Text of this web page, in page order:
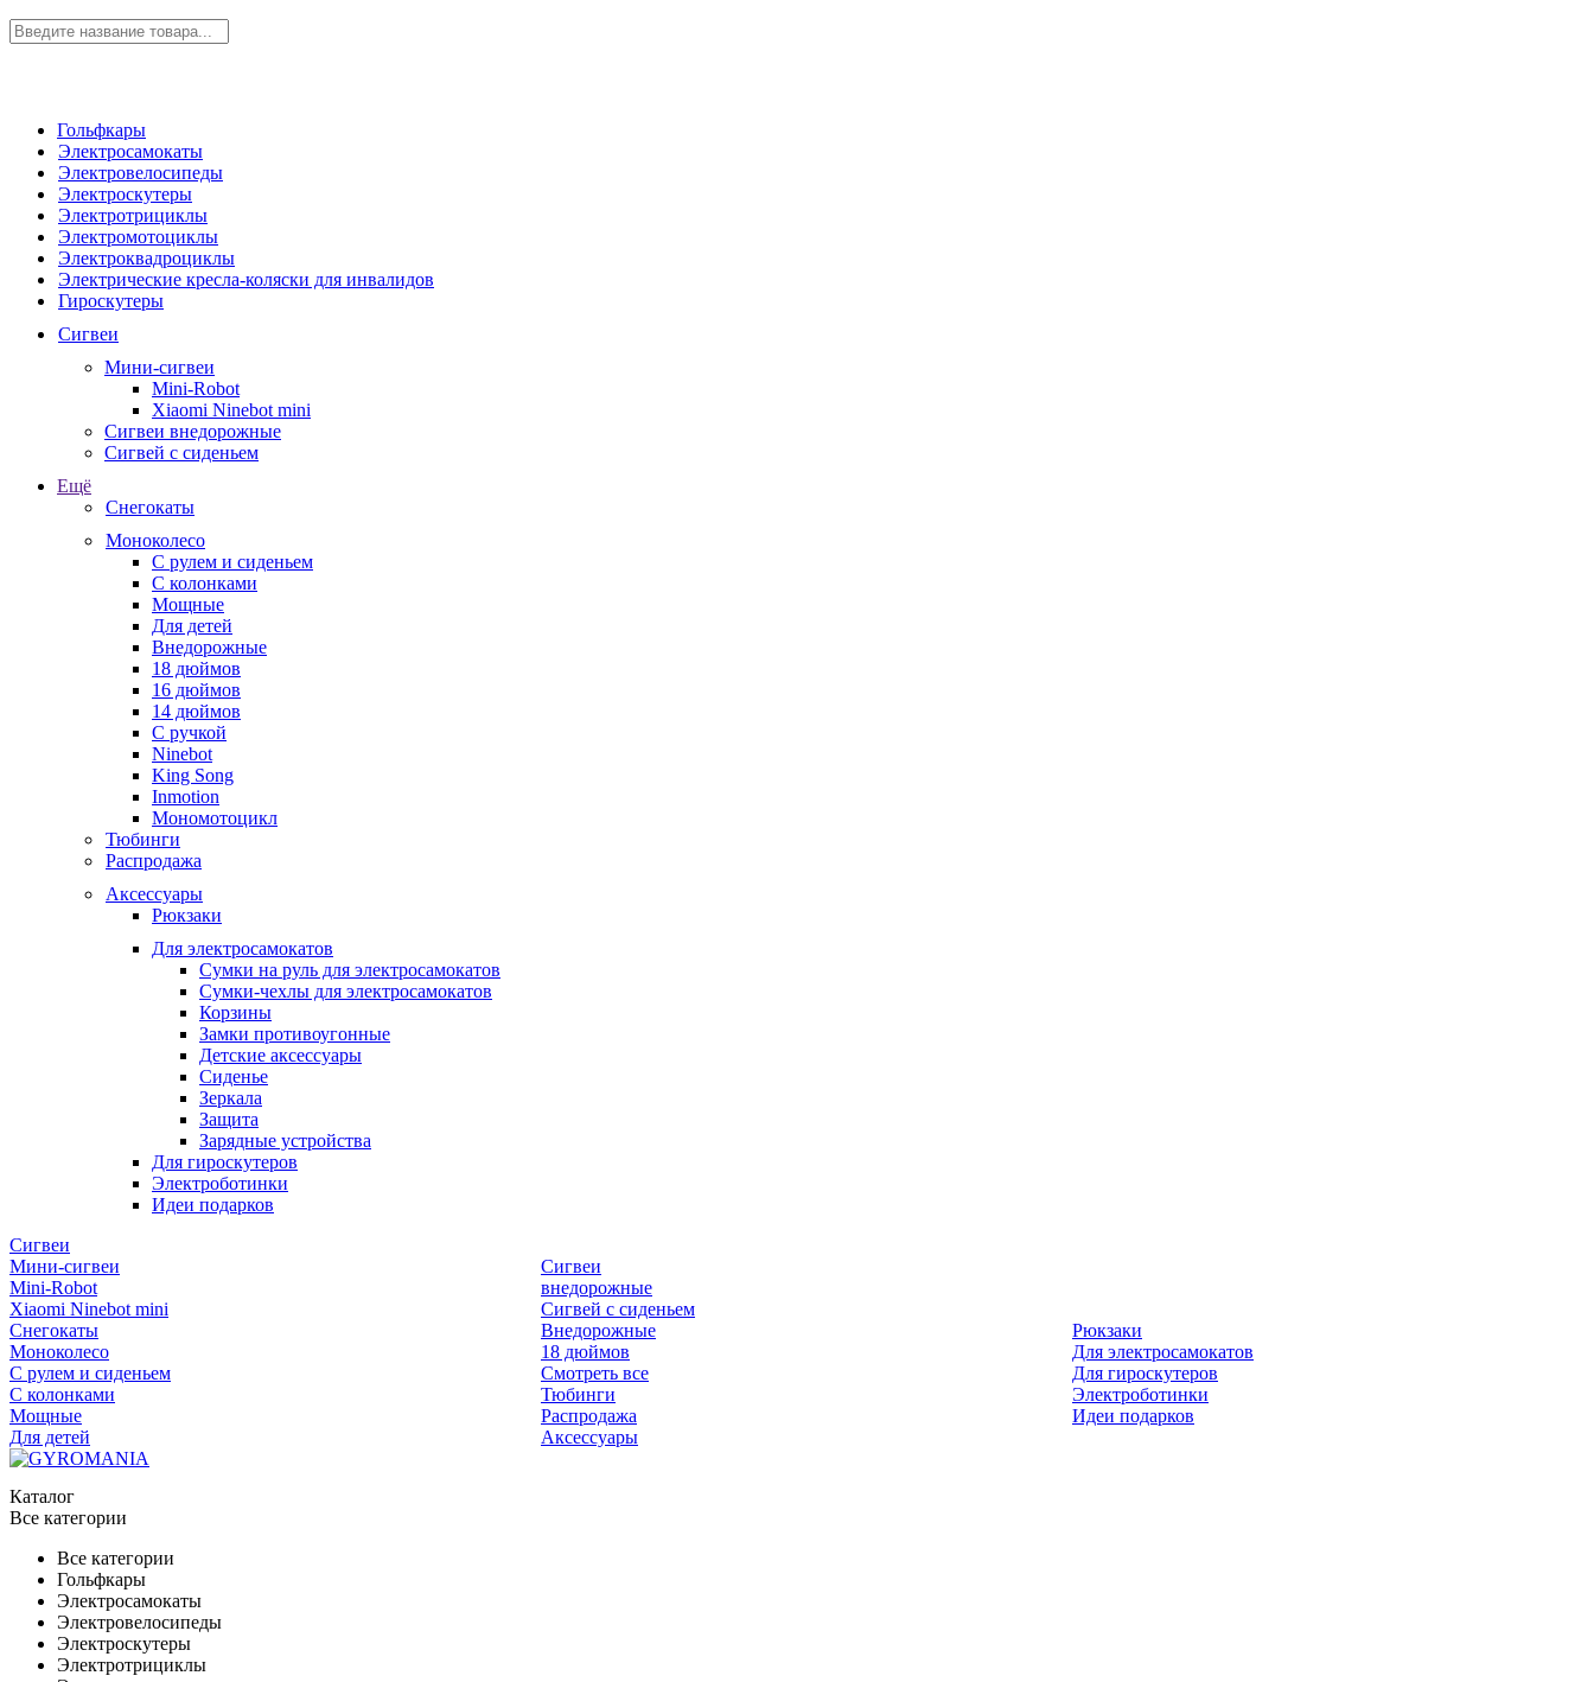
Гольфкары
Электросамокаты
Электровелосипеды
Электроскутеры
Электротрициклы
Электромотоциклы
Электроквадроциклы
Электрические кресла-коляски для инвалидов
Гироскутеры
Сигвеи
Мини-сигвеи
Mini-Robot
Xiaomi Ninebot mini
Сигвеи внедорожные
Сигвей с сиденьем
Ещё
Снегокаты
Моноколесо
С рулем и сиденьем
С колонками
Мощные
Для детей
Внедорожные
18 дюймов
16 дюймов
14 дюймов
С ручкой
Ninebot
King Song
Inmotion
Мономотоцикл
Тюбинги
Распродажа
Аксессуары
Рюкзаки
Для электросамокатов
Сумки на руль для электросамокатов
Сумки-чехлы для электросамокатов
Корзины
Замки противоугонные
Детские аксессуары
Сиденье
Зеркала
Защита
Зарядные устройства
Для гироскутеров
Электроботинки
Идеи подарков
Сигвеи
Мини-сигвеи
Mini-Robot
Xiaomi Ninebot mini
Сигвеи
внедорожные
Сигвей с сиденьем
Снегокаты
Моноколесо
С рулем и сиденьем
С колонками
Мощные
Для детей
Внедорожные
18 дюймов
Смотреть все
Тюбинги
Распродажа
Аксессуары
Рюкзаки
Для электросамокатов
Для гироскутеров
Электроботинки
Идеи подарков
Каталог
Все категории
Все категории
Гольфкары
Электросамокаты
Электровелосипеды
Электроскутеры
Электротрициклы